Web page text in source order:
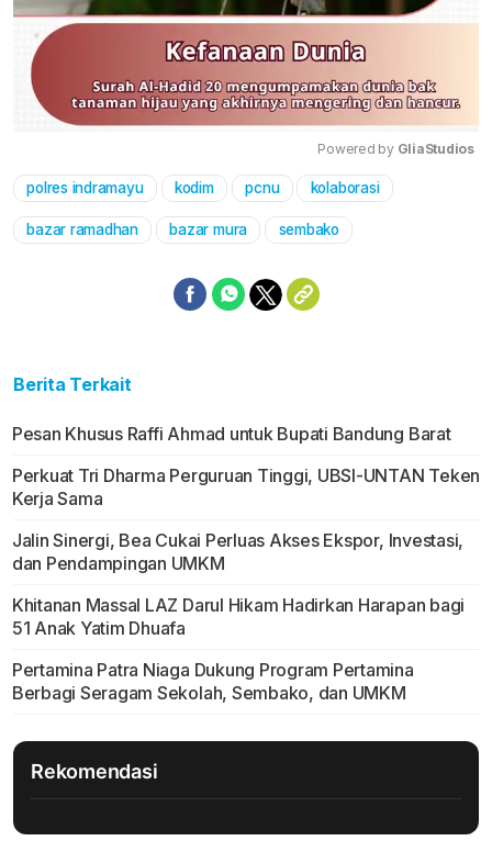
Powered by GliaStudios
polres indramayu kodim pcnu kolaborasi
bazar ramadhan bazar mura sembako
Berita Terkait
Pesan Khusus Raffi Ahmad untuk Bupati Bandung Barat
Perkuat Tri Dharma Perguruan Tinggi, UBSI-UNTAN Teken
Kerja Sama
Jalin Sinergi, Bea Cukai Perluas Akses Ekspor, Investasi,
dan Pendampingan UMKM
Khitanan Massal LAZ Darul Hikam Hadirkan Harapan bagi
51 Anak Yatim Dhuafa
Pertamina Patra Niaga Dukung Program Pertamina
Berbagi Seragam Sekolah, Sembako, dan UMKM
Rekomendasi